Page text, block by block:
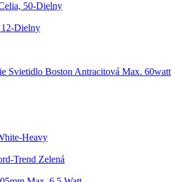
50-Dielny
12-Dielny
Svietidlo Boston Antracitová Max. 60watt
Heavy
Trend Zelená